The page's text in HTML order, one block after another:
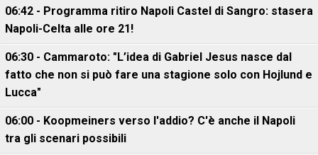
06:42 - Programma ritiro Napoli Castel di Sangro: stasera
Napoli-Celta alle ore 21!
06:30 - Cammaroto: "L’idea di Gabriel Jesus nasce dal
fatto che non si può fare una stagione solo con Hojlund e
Lucca"
06:00 - Koopmeiners verso l'addio? C'è anche il Napoli
tra gli scenari possibili